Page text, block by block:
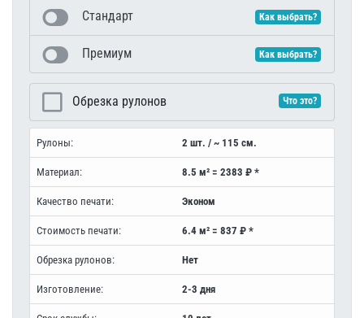
Стандарт Как выбрать?
Премиум Как выбрать?
Обрезка рулонов Что это?
Рулоны: 2 шт. / ~ 115 см.
Материал: 8.5 м² = 2383 ₽ *
Качество печати: Эконом
Стоимость печати: 6.4 м² = 837 ₽ *
Обрезка рулонов: Нет
Изготовление: 2-3 дня